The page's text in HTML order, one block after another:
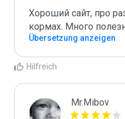
Хороший сайт, про
кормах. Много
Übersetzung anzeigen
Hilfreich
Mr.Mibov